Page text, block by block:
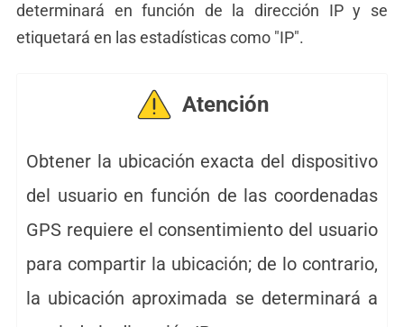
determinará en función de la dirección IP y se
etiquetará en las estadísticas como "IP".
Atención
Obtener la ubicación exacta del dispositivo
del usuario en función de las coordenadas
GPS requiere el consentimiento del usuario
para compartir la ubicación; de lo contrario,
la ubicación aproximada se determinará a